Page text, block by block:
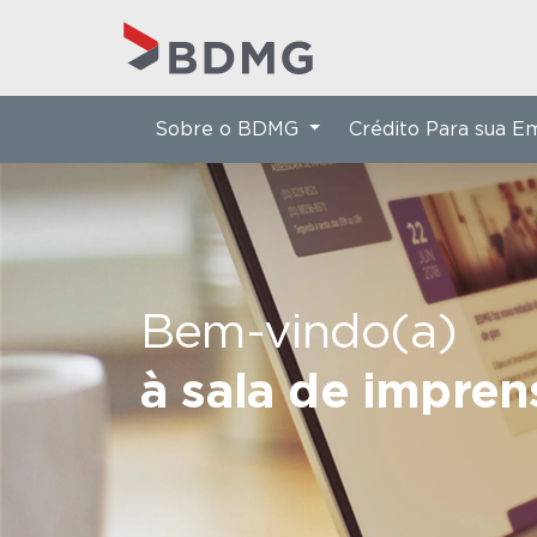
Bem-vindo(a)
à sala de
Sobre o BDMG Crédito Para sua